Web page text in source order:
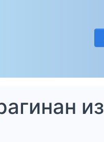
из